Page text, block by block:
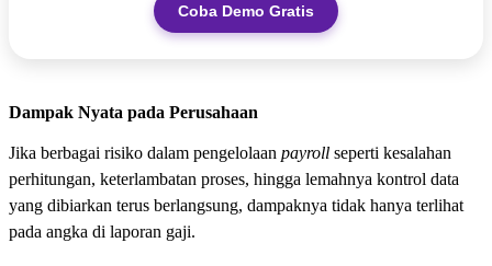
Coba Demo Gratis
Dampak Nyata pada Perusahaan
Jika berbagai risiko dalam pengelolaan payroll seperti kesalahan
perhitungan, keterlambatan proses, hingga lemahnya kontrol data
yang dibiarkan terus berlangsung, dampaknya tidak hanya terlihat
pada angka di laporan gaji.